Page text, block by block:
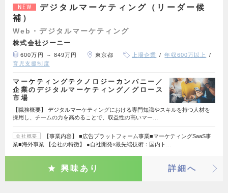
NEW
デジタルマーケティング（リーダー候
補）
Web・デジタルマーケティング
株式会社ジーニー
600万円 ～ 849万円 東京都 上場企業
年収600万以上
育児支援制度
マーケティングテクノロジーカンパニー／
企業のデジタルマーケティング／グロース
市場
【職務概要】 デジタルマーケティングにおける専門知識やスキルを持つ人材を
採用し、チームの力を高めることで、収益性の高いマー…
会社概要
【事業内容】 ■広告プラットフォーム事業■マーケティングSaaS事
業■海外事業 【会社の特徴】 ●自社開発×最先端技術：国内ト…
興味あり 詳細へ